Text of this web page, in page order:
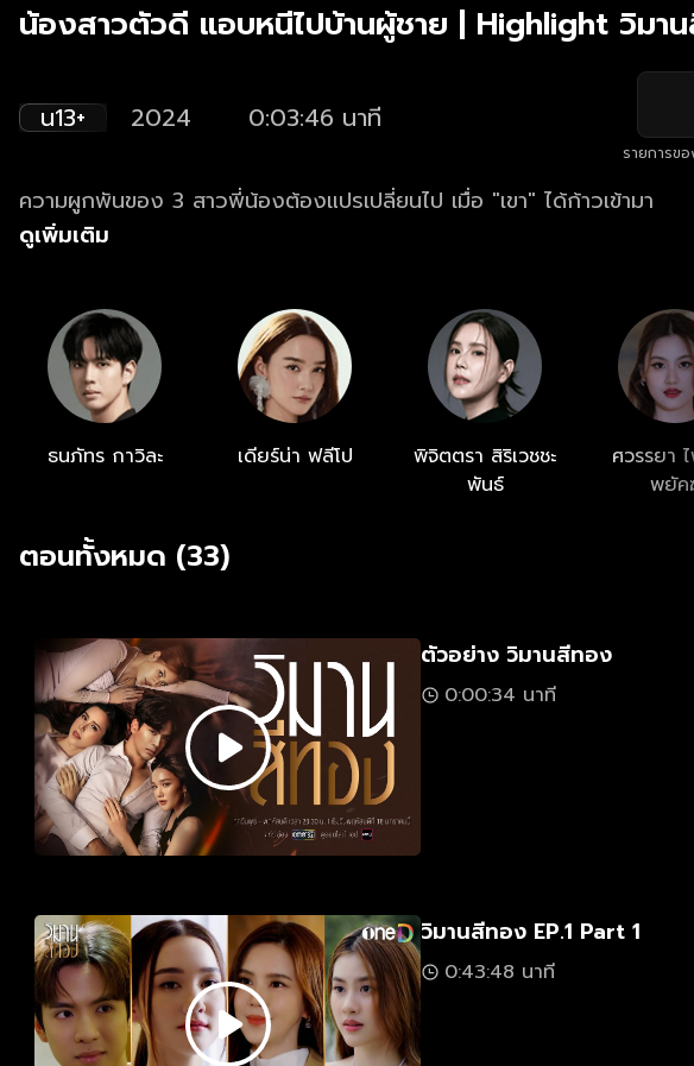
น้องสาวตัวดี แอบหนีไปบ้านผู้ชาย | Highlight วิมา
น13+ 2024 0:03:46 นาที
รายการข
ความผูกพันของ 3 สาวพี่น้องต้องแปรเปลี่ยนไป เมื่อ "เขา" ได้ก้าวเข้ามา
ดูเพิ่มเติม
ธนภัทร กาวิละ เดียร์น่า ฟลีโป
พิจิตตรา สิริเวชชะ
พันธ์
ศวรรยา
พยัค
ตอนทั้งหมด (33)
ตัวอย่าง วิมานสีทอง
0:00:34 นาที
วิมานสีทอง EP.1 Part 1
0:43:48 นาที